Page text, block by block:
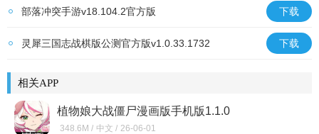
部落冲突手游v18.104.2官方版 下载
灵犀三国志战棋版公测官方版v1.0.33.1732 下载
相关APP
植物娘大战僵尸漫画版手机版1.1.0
348.6M / 中文 / 26-06-01